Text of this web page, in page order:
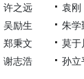
许之远
袁刚
吴励生
朱学
郑秉文
莫于
谢志浩
孙立